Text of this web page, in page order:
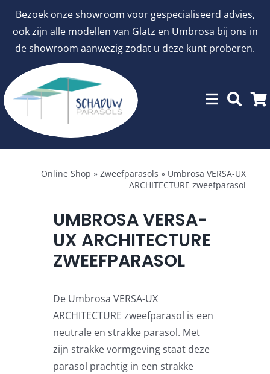
Bezoek onze showroom voor gespecialiseerd advies,
ook zijn alle modellen van Glatz en Umbrosa bij ons in
de showroom aanwezig zodat u deze kunt proberen.
inhoud
Menu
Stokparasols
Horeca parasols
Muurparasols
Online Shop » Zweefparasols » Umbrosa VERSA-UX
ARCHITECTURE zweefparasol
UMBROSA VERSA-
UX ARCHITECTURE
ZWEEFPARASOL
De Umbrosa VERSA-UX
ARCHITECTURE zweefparasol is een
neutrale en strakke parasol. Met
zijn strakke vormgeving staat deze
parasol prachtig in een strakke